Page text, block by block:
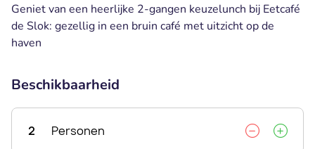
Geniet van een heerlijke 2-gangen keuzelunch bij Eetcafé
de Slok: gezellig in een bruin café met uitzicht op de
haven
Beschikbaarheid
2 Personen